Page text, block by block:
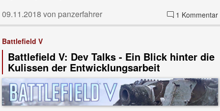
1 Kommentar
09.11.2018 von panzerfahrer
Battlefield V
Battlefield V: Dev Talks - Ein Blick hinter die
Kulissen der Entwicklungsarbeit